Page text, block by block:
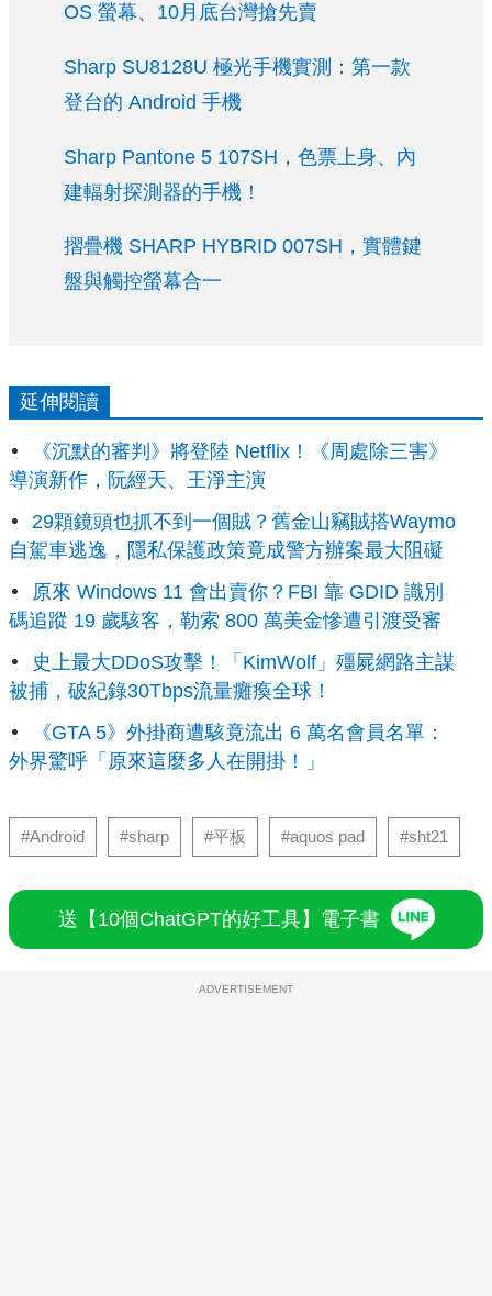
OS 螢幕、10月底台灣搶先賣
Sharp SU8128U 極光手機實測：第一款
登台的 Android 手機
Sharp Pantone 5 107SH，色票上身、內
建輻射探測器的手機！
摺疊機 SHARP HYBRID 007SH，實體鍵
盤與觸控螢幕合一
延伸閱讀
《沉默的審判》將登陸 Netflix！《周處除三害》
導演新作，阮經天、王淨主演
29顆鏡頭也抓不到一個賊？舊金山竊賊搭Waymo
自駕車逃逸，隱私保護政策竟成警方辦案最大阻礙
原來 Windows 11 會出賣你？FBI 靠 GDID 識別
碼追蹤 19 歲駭客，勒索 800 萬美金慘遭引渡受審
史上最大DDoS攻擊！「KimWolf」殭屍網路主謀
被捕，破紀錄30Tbps流量癱瘓全球！
《GTA 5》外掛商遭駭竟流出 6 萬名會員名單：
外界驚呼「原來這麼多人在開掛！」
#Android #sharp #平板 #aquos pad #sht21
送【10個ChatGPT的好工具】電子書
ADVERTISEMENT